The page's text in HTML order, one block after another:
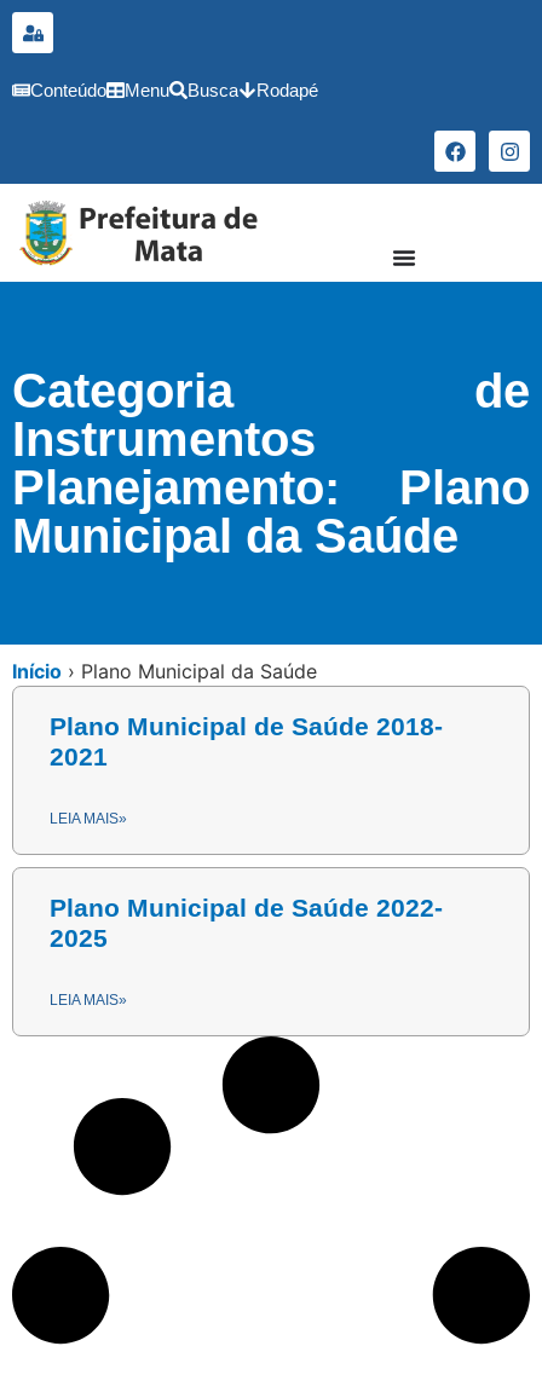
conteúdo
Conteúdo Menu Busca Rodapé
Categoria de
Instrumentos
Planejamento: Plano
Municipal da Saúde
Início › Plano Municipal da Saúde
Plano Municipal de Saúde 2018-
2021
LEIA MAIS»
Plano Municipal de Saúde 2022-
2025
LEIA MAIS»